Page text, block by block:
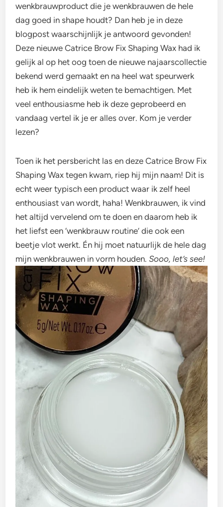
wenkbrauwproduct die je wenkbrauwen de hele
dag goed in shape houdt? Dan heb je in deze
blogpost waarschijnlijk je antwoord gevonden!
Deze nieuwe Catrice Brow Fix Shaping Wax had ik
gelijk al op het oog toen de nieuwe najaarscollectie
bekend werd gemaakt en na heel wat speurwerk
heb ik hem eindelijk weten te bemachtigen. Met
veel enthousiasme heb ik deze geprobeerd en
vandaag vertel ik je er alles over. Kom je verder
lezen?
Toen ik het persbericht las en deze Catrice Brow Fix
Shaping Wax tegen kwam, riep hij mijn naam! Dit is
echt weer typisch een product waar ik zelf heel
enthousiast van wordt, haha! Wenkbrauwen, ik vind
het altijd vervelend om te doen en daarom heb ik
het liefst een ‘wenkbrauw routine’ die ook een
beetje vlot werkt. Én hij moet natuurlijk de hele dag
mijn wenkbrauwen in vorm houden.Sooo, let’s see!